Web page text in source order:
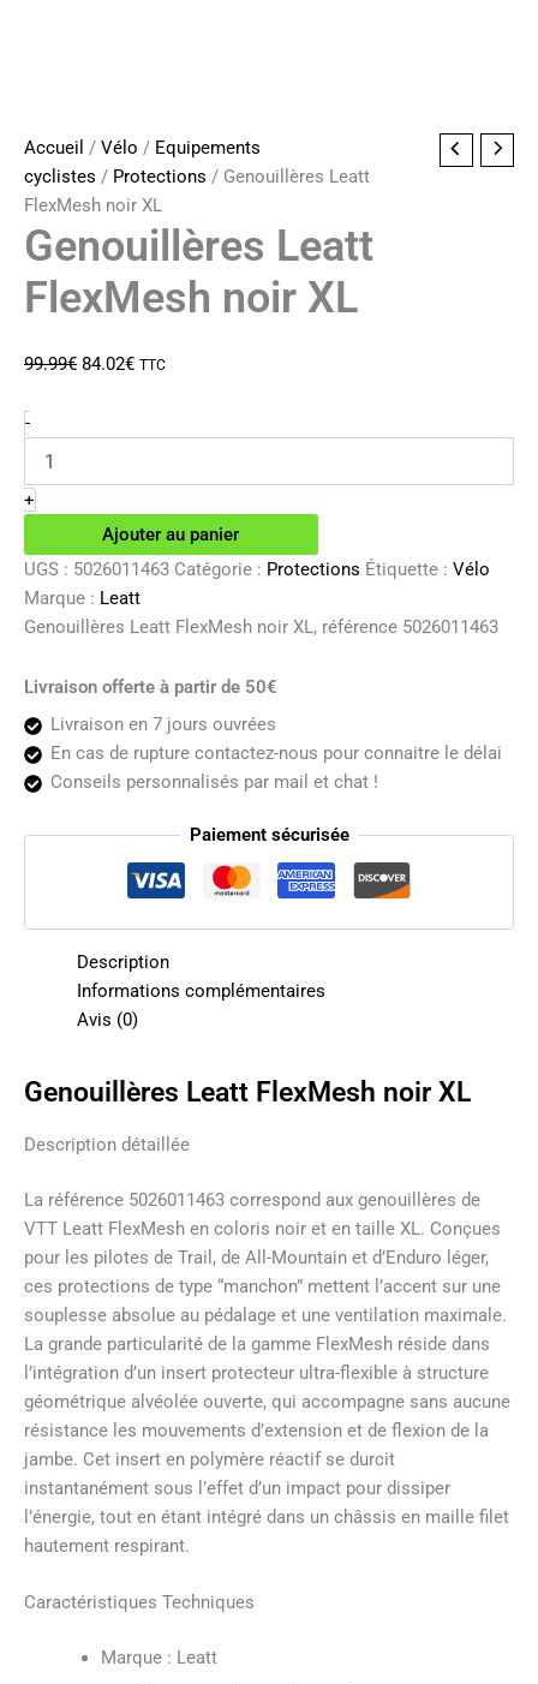
Accueil / Vélo / Equipements
cyclistes / Protections / Genouillères Leatt
FlexMesh noir XL
Genouillères Leatt
FlexMesh noir XL
99.99€ Le
84.02€Le
TTC
-quantité
de
Genouillères
Leatt
FlexMesh
XL
+
Ajouter au panier
UGS : 5026011463 Catégorie : Protections Étiquette : Vélo
Marque : Leatt
Genouillères Leatt FlexMesh noir XL, référence 5026011463
Livraison offerte à partir de 50€
Livraison en 7 jours ouvrées
En cas de rupture contactez-nous pour connaitre le délai
Conseils personnalisés par mail et chat !
Paiement sécurisée
Description
Informations complémentaires
Avis (0)
Genouillères Leatt FlexMesh noir XL
Description détaillée
La référence 5026011463 correspond aux genouillères de
VTT Leatt FlexMesh en coloris noir et en taille XL. Conçues
pour les pilotes de Trail, de All-Mountain et d’Enduro léger,
ces protections de type “manchon” mettent l’accent sur une
souplesse absolue au pédalage et une ventilation maximale.
La grande particularité de la gamme FlexMesh réside dans
l’intégration d’un insert protecteur ultra-flexible à structure
géométrique alvéolée ouverte, qui accompagne sans aucune
résistance les mouvements d’extension et de flexion de la
jambe. Cet insert en polymère réactif se durcit
instantanément sous l’effet d’un impact pour dissiper
l’énergie, tout en étant intégré dans un châssis en maille filet
hautement respirant.
Caractéristiques Techniques
Marque : Leatt